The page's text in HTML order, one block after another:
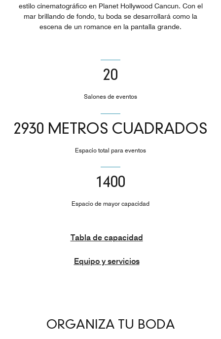
estilo cinematográfico en Planet Hollywood Cancun. Con el
mar brillando de fondo, tu boda se desarrollará como la
escena de un romance en la pantalla grande.
20
Salones de eventos
2930 METROS CUADRADOS
Espacio total para eventos
1400
Espacio de mayor capacidad
Tabla de capacidad
Equipo y servicios
ORGANIZA TU BODA